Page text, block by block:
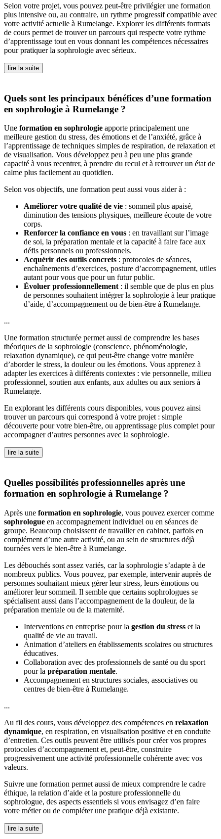
Selon votre projet, vous pouvez peut-être privilégier une formation
plus intensive ou, au contraire, un rythme progressif compatible avec
votre activité actuelle à Rumelange. Explorer les différents formats
de cours permet de trouver un parcours qui respecte votre rythme
d’apprentissage tout en vous donnant les compétences nécessaires
pour pratiquer la sophrologie avec sérieux.
lire la suite
Quels sont les principaux bénéfices d’une formation
en sophrologie à Rumelange ?
Une formation en sophrologie apporte principalement une
meilleure gestion du stress, des émotions et de l’anxiété, grâce à
l’apprentissage de techniques simples de respiration, de relaxation et
de visualisation. Vous développez peu à peu une plus grande
capacité à vous recentrer, à prendre du recul et à retrouver un état de
calme plus facilement au quotidien.
Selon vos objectifs, une formation peut aussi vous aider à :
Améliorer votre qualité de vie : sommeil plus apaisé,
diminution des tensions physiques, meilleure écoute de votre
corps.
Renforcer la confiance en vous : en travaillant sur l’image
de soi, la préparation mentale et la capacité à faire face aux
défis personnels ou professionnels.
Acquérir des outils concrets : protocoles de séances,
enchaînements d’exercices, posture d’accompagnement, utiles
autant pour vous que pour un futur public.
Évoluer professionnellement : il semble que de plus en plus
de personnes souhaitent intégrer la sophrologie à leur pratique
d’aide, d’accompagnement ou de bien-être à Rumelange.
...
Une formation structurée permet aussi de comprendre les bases
théoriques de la sophrologie (conscience, phénoménologie,
relaxation dynamique), ce qui peut-être change votre manière
d’aborder le stress, la douleur ou les émotions. Vous apprenez à
adapter les exercices à différents contextes : vie personnelle, milieu
professionnel, soutien aux enfants, aux adultes ou aux seniors à
Rumelange.
En explorant les différents cours disponibles, vous pouvez ainsi
trouver un parcours qui correspond à votre projet : simple
découverte pour votre bien-être, ou apprentissage plus complet pour
accompagner d’autres personnes avec la sophrologie.
lire la suite
Quelles possibilités professionnelles après une
formation en sophrologie à Rumelange ?
Après une formation en sophrologie, vous pouvez exercer comme
sophrologue en accompagnement individuel ou en séances de
groupe. Beaucoup choisissent de travailler en cabinet, parfois en
complément d’une autre activité, ou au sein de structures déjà
tournées vers le bien-être à Rumelange.
Les débouchés sont assez variés, car la sophrologie s’adapte à de
nombreux publics. Vous pouvez, par exemple, intervenir auprès de
personnes souhaitant mieux gérer leur stress, leurs émotions ou
améliorer leur sommeil. Il semble que certains sophrologues se
spécialisent aussi dans l’accompagnement de la douleur, de la
préparation mentale ou de la maternité.
Interventions en entreprise pour la gestion du stress et la
qualité de vie au travail.
Animation d’ateliers en établissements scolaires ou structures
éducatives.
Collaboration avec des professionnels de santé ou du sport
pour la préparation mentale.
Accompagnement en structures sociales, associatives ou
centres de bien-être à Rumelange.
...
Au fil des cours, vous développez des compétences en relaxation
dynamique, en respiration, en visualisation positive et en conduite
d’entretien. Ces outils peuvent être utilisés pour créer vos propres
protocoles d’accompagnement et, peut-être, construire
progressivement une activité professionnelle cohérente avec vos
valeurs.
Suivre une formation permet aussi de mieux comprendre le cadre
éthique, la relation d’aide et la posture professionnelle du
sophrologue, des aspects essentiels si vous envisagez d’en faire
votre métier ou de compléter une pratique déjà existante.
lire la suite